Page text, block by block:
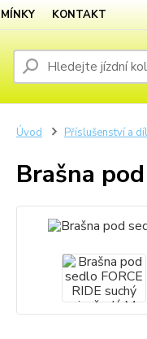
KONTAKT
Úvod Příslušenství a
Brašna